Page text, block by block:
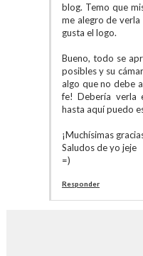
blog. Temo que
me alegro de
gusta el logo.
Bueno, todo se
posibles y su
algo que no debe
fe! Debería verla
hasta aquí puedo
¡Muchísimas
Saludos de yo jeje
=)
Responder